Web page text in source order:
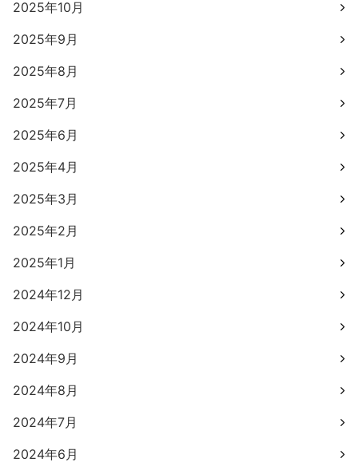
2025年10月
2025年9月
2025年8月
2025年7月
2025年6月
2025年4月
2025年3月
2025年2月
2025年1月
2024年12月
2024年10月
2024年9月
2024年8月
2024年7月
2024年6月